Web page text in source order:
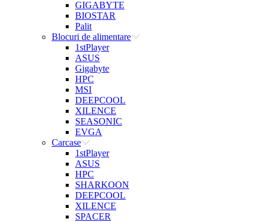
GIGABYTE
BIOSTAR
Palit
Blocuri de alimentare
1stPlayer
ASUS
Gigabyte
HPC
MSI
DEEPCOOL
XILENCE
SEASONIC
EVGA
Carcase
1stPlayer
ASUS
HPC
SHARKOON
DEEPCOOL
XILENCE
SPACER